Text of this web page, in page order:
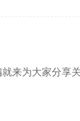
来为大家分享